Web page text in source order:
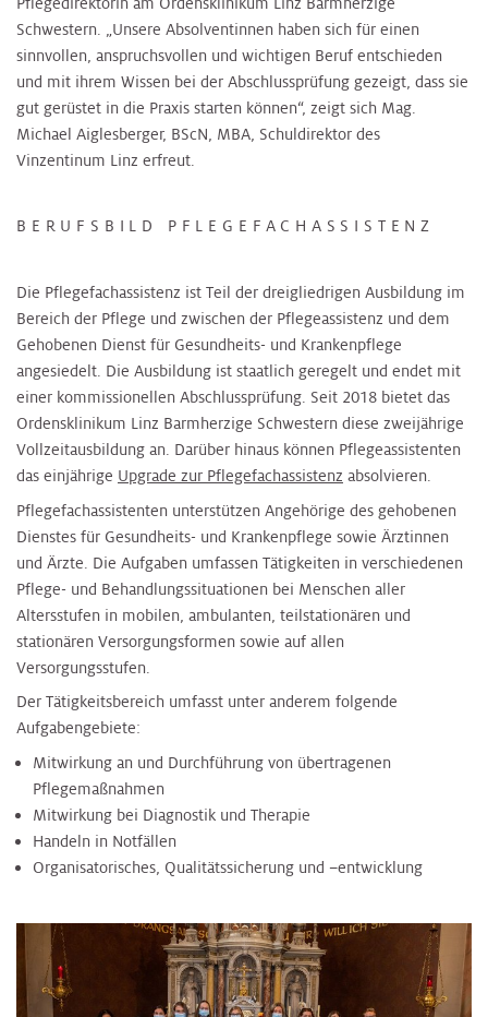
Schwestern. „Unsere Absolventinnen haben sich für einen
sinnvollen, anspruchsvollen und wichtigen Beruf entschieden
und mit ihrem Wissen bei der Abschlussprüfung gezeigt, dass sie
gut gerüstet in die Praxis starten können“, zeigt sich Mag.
Michael Aiglesberger, BScN, MBA, Schuldirektor des
Vinzentinum Linz erfreut.
BERUFSBILD PFLEGEFACHASSISTENZ
Die Pflegefachassistenz ist Teil der dreigliedrigen Ausbildung im
Bereich der Pflege und zwischen der Pflegeassistenz und dem
Gehobenen Dienst für Gesundheits- und Krankenpflege
angesiedelt. Die Ausbildung ist staatlich geregelt und endet mit
einer kommissionellen Abschlussprüfung. Seit 2018 bietet das
Ordensklinikum Linz Barmherzige Schwestern diese zweijährige
Vollzeitausbildung an. Darüber hinaus können Pflegeassistenten
das einjährige Upgrade zur Pflegefachassistenz absolvieren.
Pflegefachassistenten unterstützen Angehörige des gehobenen
Dienstes für Gesundheits- und Krankenpflege sowie Ärztinnen
und Ärzte. Die Aufgaben umfassen Tätigkeiten in verschiedenen
Pflege- und Behandlungssituationen bei Menschen aller
Altersstufen in mobilen, ambulanten, teilstationären und
stationären Versorgungsformen sowie auf allen
Versorgungsstufen.
Der Tätigkeitsbereich umfasst unter anderem folgende
Aufgabengebiete:
Mitwirkung an und Durchführung von übertragenen
Pflegemaßnahmen
Mitwirkung bei Diagnostik und Therapie
Handeln in Notfällen
Organisatorisches, Qualitätssicherung und –entwicklung